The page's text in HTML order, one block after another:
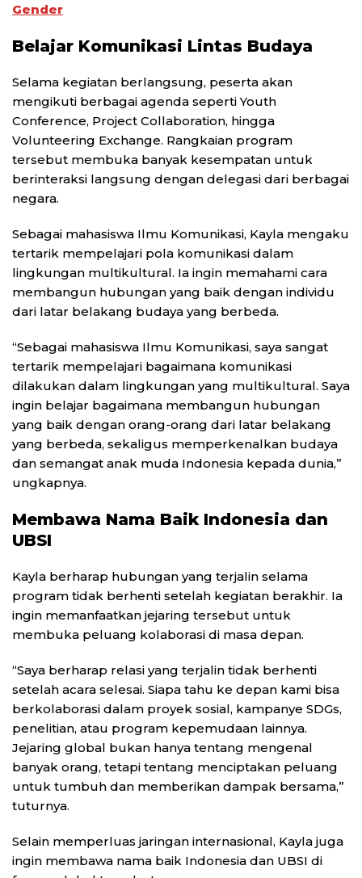
Gender
Belajar Komunikasi Lintas Budaya
Selama kegiatan berlangsung, peserta akan
mengikuti berbagai agenda seperti Youth
Conference, Project Collaboration, hingga
Volunteering Exchange. Rangkaian program
tersebut membuka banyak kesempatan untuk
berinteraksi langsung dengan delegasi dari berbagai
negara.
Sebagai mahasiswa Ilmu Komunikasi, Kayla mengaku
tertarik mempelajari pola komunikasi dalam
lingkungan multikultural. Ia ingin memahami cara
membangun hubungan yang baik dengan individu
dari latar belakang budaya yang berbeda.
“Sebagai mahasiswa Ilmu Komunikasi, saya sangat
tertarik mempelajari bagaimana komunikasi
dilakukan dalam lingkungan yang multikultural. Saya
ingin belajar bagaimana membangun hubungan
yang baik dengan orang-orang dari latar belakang
yang berbeda, sekaligus memperkenalkan budaya
dan semangat anak muda Indonesia kepada dunia,”
ungkapnya.
Membawa Nama Baik Indonesia dan
UBSI
Kayla berharap hubungan yang terjalin selama
program tidak berhenti setelah kegiatan berakhir. Ia
ingin memanfaatkan jejaring tersebut untuk
membuka peluang kolaborasi di masa depan.
“Saya berharap relasi yang terjalin tidak berhenti
setelah acara selesai. Siapa tahu ke depan kami bisa
berkolaborasi dalam proyek sosial, kampanye SDGs,
penelitian, atau program kepemudaan lainnya.
Jejaring global bukan hanya tentang mengenal
banyak orang, tetapi tentang menciptakan peluang
untuk tumbuh dan memberikan dampak bersama,”
tuturnya.
Selain memperluas jaringan internasional, Kayla juga
ingin membawa nama baik Indonesia dan UBSI di